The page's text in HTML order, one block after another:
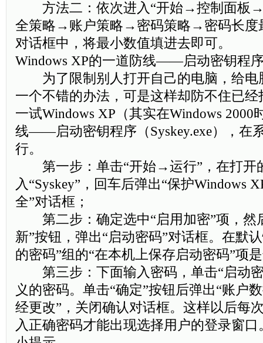
方法二：依次进入“开始→控制面板
全策略→账户策略→密码策略→密码长度
对话框中，将最小数值填进去即可。
Windows XP的一道防线——启动密钥程
为了限制别人打开自己的电脑，给电
一个不错的办法，可是这样却防不住已
一试Windows XP（其实在Windows 2000
线——启动密钥程序（Syskey.exe），在
行。
第一步：单击“开始→运行”，在打开
入“Syskey”，回车后弹出“保护Windows
全”对话框；
第二步：确定选中“启用加密”项，然
新”按钮，弹出“启动密码”对话框。在默
的密码”组的“在本机上保存启动密码”项
第三步：下面输入密码，单击“启动密
义的密码。单击“确定”按钮后弹出“账户
经更改”，关闭确认对话框。这样以后每
入正确密码才能出现选择用户的登录窗口